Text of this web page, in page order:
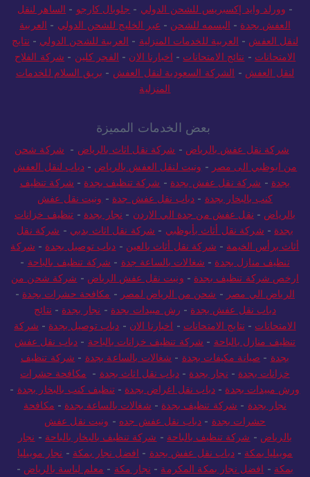
- وورلد وايد إكسبريس للشحن الدولي - جلوبال كارجو - الساهر لنقل
العفش بجدة - البسمه للشحن - عبر الخليج للشحن الدولي - العربية
لنقل العفش - العربية للخدمات المنزلية - العربية للشحن الدولي - نتايج
الامتحانات - نتائج الامتحانات - اخبارنا الان - الفجر كلين - شركة الفلاح
لنقل العفش - الشركة السعودية لنقل العفش - بريق السلام للخدمات
المنزلية
بعض الخدمات المميزة
شركة نقل عفش بالرياض - شركة نقل اثاث بالرياض - شركة شحن
من ابوظبي الى مصر - ونيت لنقل العفش بالرياض -دباب لنقل العفش
بجدة - شركة نقل عفش بجدة - شركة تنظيف بجدة - شركة تنظيف
كنب بالبخار بجدة - دباب نقل عفش جدة - ونيت نقل عفش
بالرياض - نقل عفش من جدة الي الاردن - نجار بجدة - تنظيف خزانات
بجدة - شركة نقل أثاث بأبوظبي - شركة نقل اثاث بدبي - شركة نقل
أثاث برأس الخيمة - شركة نقل أثاث بالعين - دباب توصيل بجدة - شركة
تنظيف منازل بجدة - شغالات بالساعة جدة - شركة تنظيف بالباحة -
ارخص شركة تنظيف بجدة - ونيت نقل عفش الرياض - شركة شحن من
الرياض الي مصر - شحن من الرياض لمصر - مكافحة حشرات بجدة -
دباب نقل عفش بجدة - رش مبيدات بجدة - نجار بجدة - نتائج
الامتحانات - نتايج الامتحانات - اخبارنا الان - دباب توصيل بجدة - شركة
تنظيف منازل بالباحة - شركة تنظيف خزانات بالباحة - دباب نقل عفش
بجدة - صيانة مكيفات بجدة - شغالات بالساعة بجدة - شركة تنظيف
خزانات بجدة - نجار بجدة - دباب نقل اثاث بجدة - مكافحة حشرات
ورش مبيدات بجدة -دباب نقل اغراض بجدة -تنظيف كنب بالبخار بجدة -
نجار بجدة - شركة تنظيف بجدة - شغالات بالساعة بجدة - مكافحة
حشرات بجدة - دباب نقل عفش جده - ونيت نقل عفش
بالرياض - شركة تنظيف بالباحة - شركة تنظيف بالبخار بالباحة - نجار
موبيليا بمكة -دباب نقل عفش بجدة - افضل نجار بمكة - نجار موبيليا
بمكة - افضل نجار بمكة المكرمة - نجار مكة - معلم لياسة بالرياض -